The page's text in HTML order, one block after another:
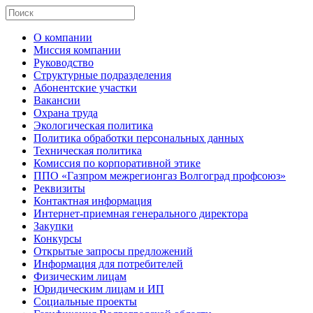
О компании
Миссия компании
Руководство
Структурные подразделения
Абонентские участки
Вакансии
Охрана труда
Экологическая политика
Политика обработки персональных данных
Техническая политика
Комиссия по корпоративной этике
ППО «Газпром межрегионгаз Волгоград профсоюз»
Реквизиты
Контактная информация
Интернет-приемная генерального директора
Закупки
Конкурсы
Открытые запросы предложений
Информация для потребителей
Физическим лицам
Юридическим лицам и ИП
Социальные проекты